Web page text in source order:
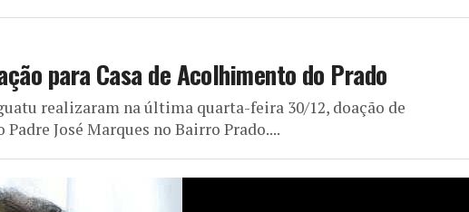
para Casa de Acolhimento do Prado
realizaram na última quarta-feira 30/12, doação de
José Marques no Bairro Prado....